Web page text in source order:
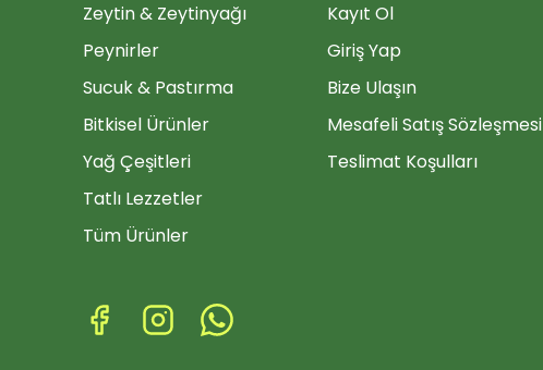
Zeytin & Zeytinyağı
Peynirler
Sucuk & Pastırma
Bitkisel Ürünler
Yağ Çeşitleri
Tatlı Lezzetler
Tüm Ürünler
Kayıt Ol
Giriş Yap
Bize Ulaşın
Mesafeli Satış Sözleşmesi
Teslimat Koşulları